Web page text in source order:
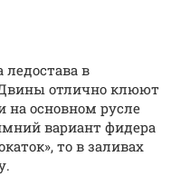
в
отлично клюют
на основном русле
вариант фидера
то в заливах